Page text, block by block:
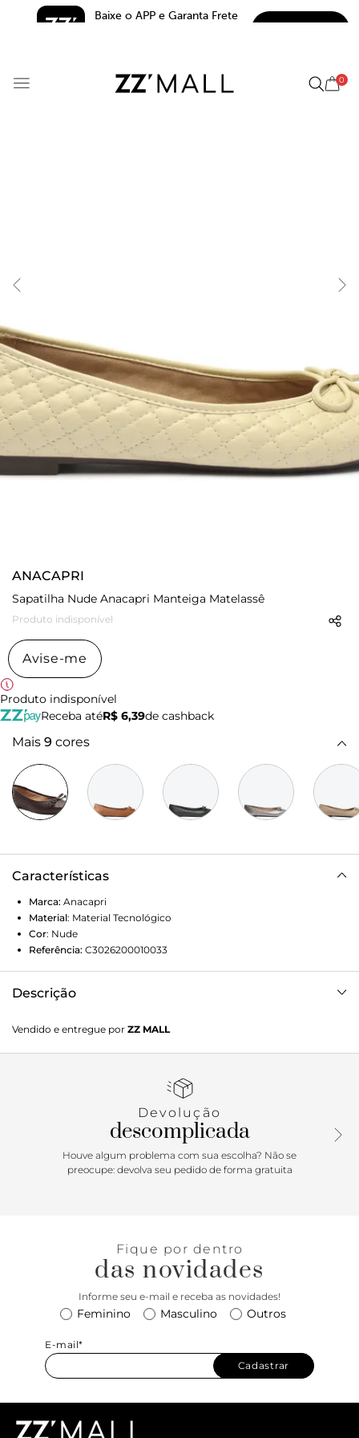
Baixe o APP e Garanta Frete
0
ANACAPRI
Sapatilha Nude Anacapri Manteiga Matelassê
Produto indisponível
Avise-me
Produto indisponível
Receba atéR$ 6,39de cashback
Mais 9 cores
Características
Marca: Anacapri
Material: Material Tecnológico
Cor: Nude
Referência: C3026200010033
Descrição
rasteiro e bico redondo. Traz cabedal todo matelassado
com pespontos finos. Com recorte redondo no peito do pé
A escolha perfeita para acompanhar uma rotina de estilo,
praticidade e atitude. Para quem pensa no look como um
item complementar que agrega no conjunto - mas não é o
Vendido e entregue por ZZ MALL
Devolução
descomplicada
Houve algum problema com sua escolha? Não se
preocupe: devolva seu pedido de forma gratuita
Fique por dentro
das novidades
Informe seu e-mail e receba as novidades!
Feminino Masculino Outros
E-mail*
Cadastrar